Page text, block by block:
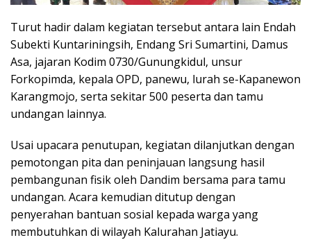
Turut hadir dalam kegiatan tersebut antara lain Endah
Subekti Kuntariningsih, Endang Sri Sumartini, Damus
Asa, jajaran Kodim 0730/Gunungkidul, unsur
Forkopimda, kepala OPD, panewu, lurah se-Kapanewon
Karangmojo, serta sekitar 500 peserta dan tamu
undangan lainnya.
Usai upacara penutupan, kegiatan dilanjutkan dengan
pemotongan pita dan peninjauan langsung hasil
pembangunan fisik oleh Dandim bersama para tamu
undangan. Acara kemudian ditutup dengan
penyerahan bantuan sosial kepada warga yang
membutuhkan di wilayah Kalurahan Jatiayu.